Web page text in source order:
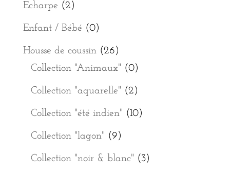
Echarpe (2)
Enfant / Bébé (0)
Housse de coussin (26)
Collection "Animaux" (0)
Collection "aquarelle" (2)
Collection "été indien" (10)
Collection "lagon" (9)
Collection "noir & blanc" (3)